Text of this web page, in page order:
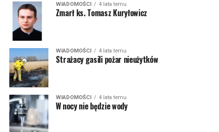
WIADOMOŚCI 4 lata temu
Zmarł ks. Tomasz Kuryłowicz
WIADOMOŚCI 4 lata temu
Strażacy gasili pożar nieużytków
WIADOMOŚCI 4 lata temu
W nocy nie będzie wody